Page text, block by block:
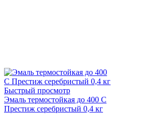
Быстрый просмотр
Эмаль термостойкая до 400 С
Престиж серебристый 0,4 кг